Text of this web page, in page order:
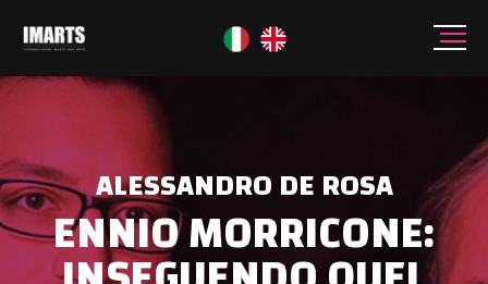
ALESSANDRO DE ROSA
ENNIO MORRICONE: